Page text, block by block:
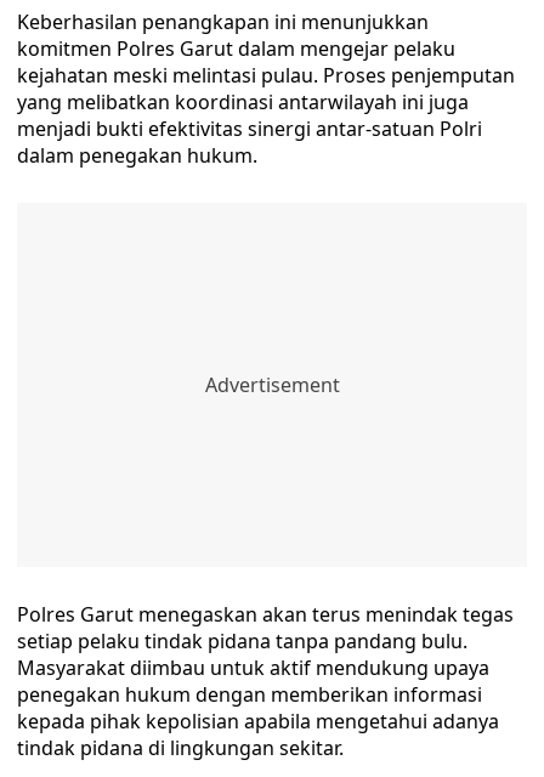
Keberhasilan penangkapan ini menunjukkan
komitmen Polres Garut dalam mengejar pelaku
kejahatan meski melintasi pulau. Proses penjemputan
yang melibatkan koordinasi antarwilayah ini juga
menjadi bukti efektivitas sinergi antar-satuan Polri
dalam penegakan hukum.
Polres Garut menegaskan akan terus menindak tegas
setiap pelaku tindak pidana tanpa pandang bulu.
Masyarakat diimbau untuk aktif mendukung upaya
penegakan hukum dengan memberikan informasi
kepada pihak kepolisian apabila mengetahui adanya
tindak pidana di lingkungan sekitar.